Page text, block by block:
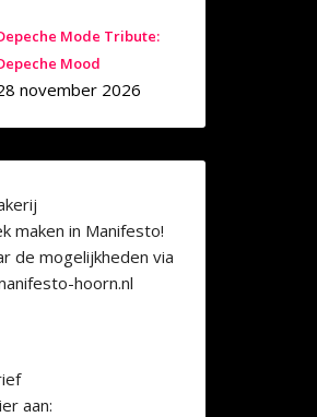
Mode Tribute:
Mood
november 2026
maken in Manifesto!
de mogelijkheden via
hoorn.nl
aan: